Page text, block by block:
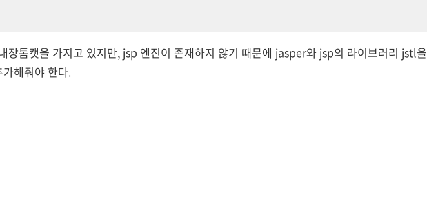
장톰캣을 가지고 있지만, jsp 엔진이 존재하지 않기 때문에 jasper와 jsp의 라이브러리 jstl을
해줘야 한다.